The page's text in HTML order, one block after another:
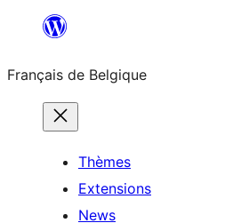
contenu
Français de Belgique
Thèmes
Extensions
News